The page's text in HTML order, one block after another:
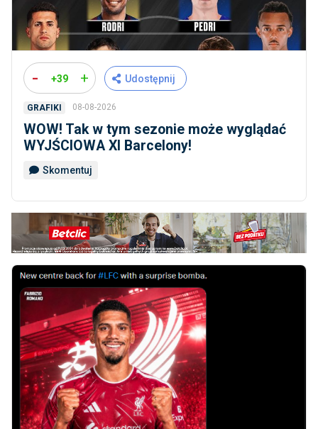
- +39 + Udostępnij
GRAFIKI 08-08-2026
WOW! Tak w tym sezonie może wyglądać
WYJŚCIOWA XI Barcelony!
Skomentuj